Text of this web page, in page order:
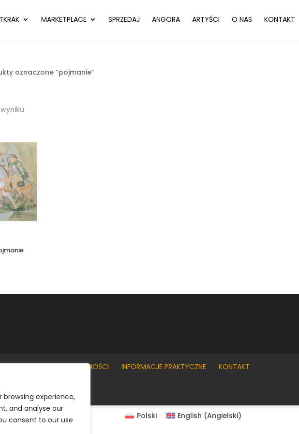
experience,
and analyse our
consent to our use
MARKETPLACE SPRZEDAJ ANGORA ARTYŚCI O NAS KONTAKT
oznaczone “pojmanie”
POLITYKA PRYWATNOŚCI INFORMACJE PRAKTYCZNE KONTAKT
2023
Polski English (Angielski)